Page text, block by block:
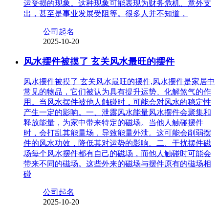
运受损的现象。这种现象可能表现为财务危机、意外支
出，甚至是事业发展受阻等。很多人并不知道，
公司起名
2025-10-20
风水摆件被摸了 玄关风水最旺的摆件
风水摆件被摸了 玄关风水最旺的摆件,风水摆件是家居中
常见的物品，它们被认为具有提升运势、化解煞气的作
用。当风水摆件被他人触碰时，可能会对风水的稳定性
产生一定的影响。一、泄露风水能量风水摆件会聚集和
释放能量，为家中带来特定的磁场。当他人触碰摆件
时，会打乱其能量场，导致能量外泄。这可能会削弱摆
件的风水功效，降低其对运势的影响。二、干扰摆件磁
场每个风水摆件都有自己的磁场，而他人触碰时可能会
带来不同的磁场。这些外来的磁场与摆件原有的磁场相
碰
公司起名
2025-10-20